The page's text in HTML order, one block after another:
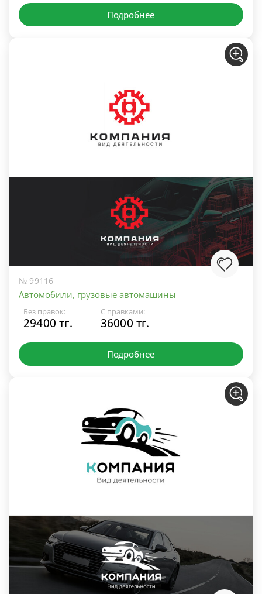
Подробнее
№ 99116
Автомобили, грузовые автомашины
Без правок:
29400 тг.
С правками:
36000 тг.
Подробнее